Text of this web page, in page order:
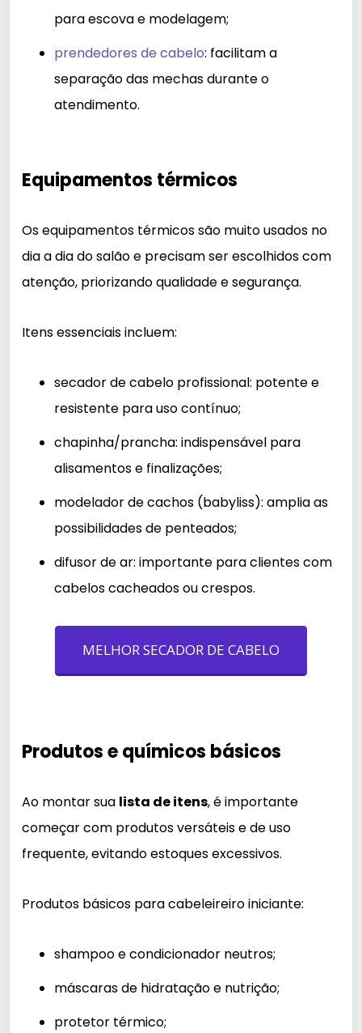
para escova e modelagem;
prendedores de cabelo: facilitam a
separação das mechas durante o
atendimento.
Equipamentos térmicos
Os equipamentos térmicos são muito usados no
dia a dia do salão e precisam ser escolhidos com
atenção, priorizando qualidade e segurança.
Itens essenciais incluem:
secador de cabelo profissional: potente e
resistente para uso contínuo;
chapinha/prancha: indispensável para
alisamentos e finalizações;
modelador de cachos (babyliss): amplia as
possibilidades de penteados;
difusor de ar: importante para clientes com
cabelos cacheados ou crespos.
MELHOR SECADOR DE CABELO
Produtos e químicos básicos
Ao montar sua lista de itens, é importante
começar com produtos versáteis e de uso
frequente, evitando estoques excessivos.
Produtos básicos para cabeleireiro iniciante:
shampoo e condicionador neutros;
máscaras de hidratação e nutrição;
protetor térmico;